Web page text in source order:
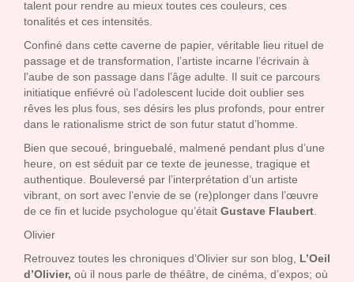
talent pour rendre au mieux toutes ces couleurs, ces
tonalités et ces intensités.
Confiné dans cette caverne de papier, véritable lieu rituel de
passage et de transformation, l’artiste incarne l’écrivain à
l’aube de son passage dans l’âge adulte. Il suit ce parcours
initiatique enfiévré où l’adolescent lucide doit oublier ses
rêves les plus fous, ses désirs les plus profonds, pour entrer
dans le rationalisme strict de son futur statut d’homme.
Bien que secoué, bringuebalé, malmené pendant plus d’une
heure, on est séduit par ce texte de jeunesse, tragique et
authentique. Bouleversé par l’interprétation d’un artiste
vibrant, on sort avec l’envie de se (re)plonger dans l’œuvre
de ce fin et lucide psychologue qu’était Gustave Flaubert.
Olivier
Retrouvez toutes les chroniques d’Olivier sur son blog, L’Oeil
d’Olivier, où il nous parle de théâtre, de cinéma, d’expos; où